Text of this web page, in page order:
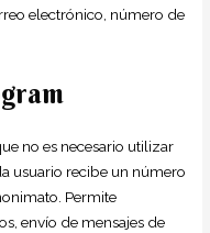
electrónico, número de
no es necesario utilizar
usuario recibe un número
Permite
envío de mensajes de